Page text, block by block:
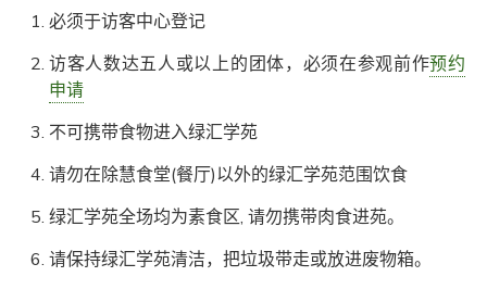
必须于访客中心登记
访客人数达五人或以上的团体，必须在参观前作预约
申请
不可携带食物进入绿汇学苑
请勿在除慧食堂(餐厅)以外的绿汇学苑范围饮食
绿汇学苑全场均为素食区, 请勿携带肉食进苑。
请保持绿汇学苑清洁，把垃圾带走或放进废物箱。